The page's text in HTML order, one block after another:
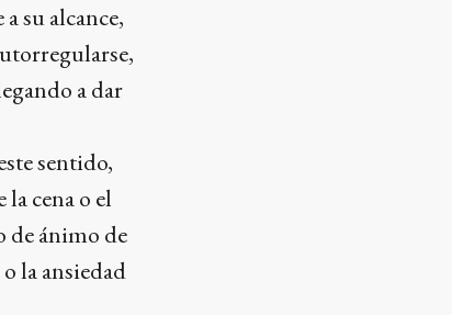
su alcance,
a dar
sentido,
cena o el
de ánimo de
la ansiedad